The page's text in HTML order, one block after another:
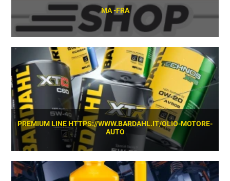
MA -FRA
SCOPRI
PREMIUM LINE HTTPS://WWW.BARDAHL.IT/OLIO-MOTORE-
AUTO
SCOPRI